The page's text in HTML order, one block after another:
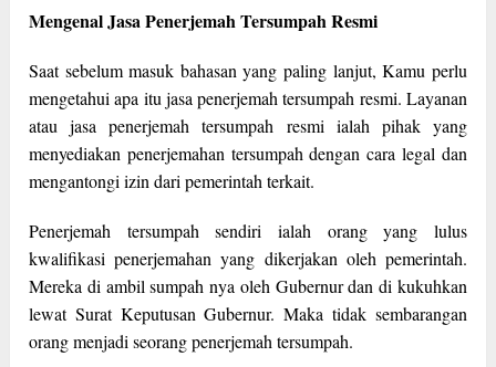
Mengenal Jasa Penerjemah Tersumpah Resmi
Saat sebelum masuk bahasan yang paling lanjut, Kamu perlu
mengetahui apa itu jasa penerjemah tersumpah resmi. Layanan
atau jasa penerjemah tersumpah resmi ialah pihak yang
menyediakan penerjemahan tersumpah dengan cara legal dan
mengantongi izin dari pemerintah terkait.
Penerjemah tersumpah sendiri ialah orang yang lulus
kwalifikasi penerjemahan yang dikerjakan oleh pemerintah.
Mereka di ambil sumpah nya oleh Gubernur dan di kukuhkan
lewat Surat Keputusan Gubernur. Maka tidak sembarangan
orang menjadi seorang penerjemah tersumpah.